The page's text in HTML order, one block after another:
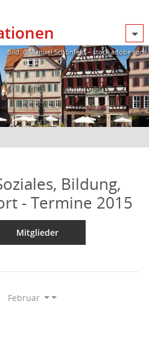
Bild: @Manuel Schönfeld – stock.adobe.com
Bildung,
- Termine 2015
Mitglieder
Februar